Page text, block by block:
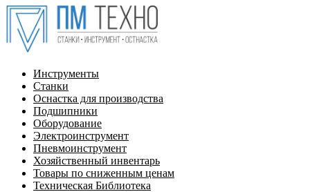
Инструменты
Станки
Оснастка для производства
Подшипники
Оборудование
Электроинструмент
Пневмоинструмент
Хозяйственный инвентарь
Товары по сниженным ценам
Техническая Библиотека